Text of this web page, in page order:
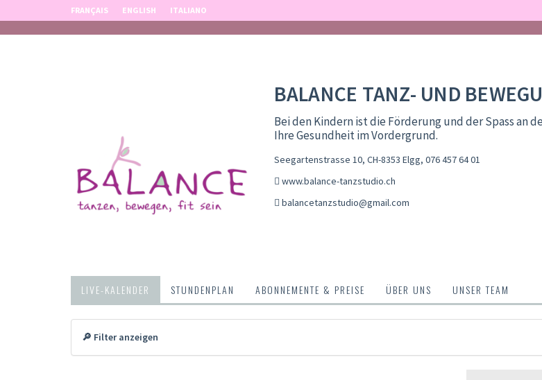
FRANÇAIS ENGLISH ITALIANO
BALANCE TANZ- UND
Bei den Kindern ist die Förderung und der Spass an
Ihre Gesundheit im Vordergrund.
Seegartenstrasse 10, CH-8353 Elgg, 076 457 64 01
www.balance-tanzstudio.ch
balancetanzstudio@gmail.com
LIVE-KALENDER STUNDENPLAN ABONNEMENTE & PREISE ÜBER UNS UNSER TEAM
🔎 Filter anzeigen